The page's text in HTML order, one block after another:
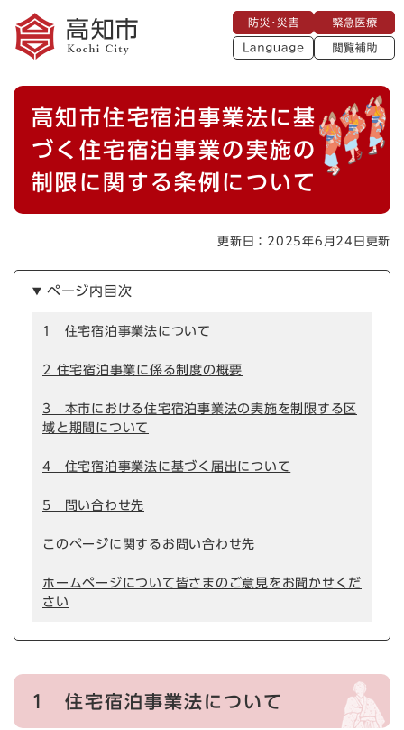
メニューを飛ばして本文へ
災
・
災
急
医
療
L
a
a
g
閲
助
本
高知市住宅宿泊事業法に基
づく住宅宿泊事業の実施の
制限に関する条例について
更新日：2025年6月24日更新
ページ内目次
1 住宅宿泊事業法について
2 住宅宿泊事業に係る制度の概要
3 本市における住宅宿泊事業法の実施を制限する区
域と期間について
4 住宅宿泊事業法に基づく届出について
5 問い合わせ先
このページに関するお問い合わせ先
ホームページについて皆さまのご意見をお聞かせくだ
さい
1 住宅宿泊事業法について